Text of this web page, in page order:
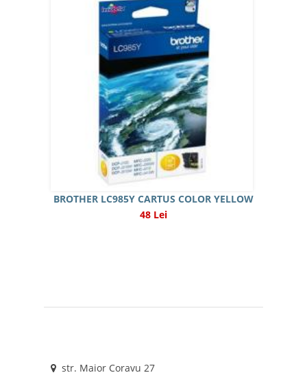
BROTHER LC985Y CARTUS COLOR YELLOW
48 Lei
str. Maior Coravu 27